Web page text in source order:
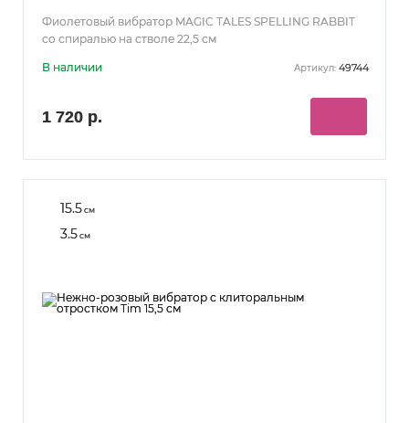
Фиолетовый вибратор MAGIC TALES SPELLING RABBIT
со спиралью на стволе 22,5 см
В наличии Артикул: 49744
1 720 р.
15.5см
3.5см